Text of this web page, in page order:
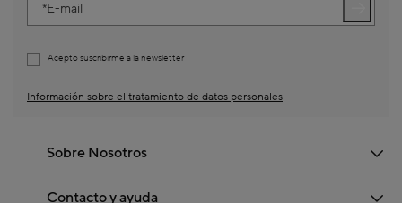
E-mail
Acepto suscribirme a la newsletter
Información sobre el tratamiento de datos personales
Sobre Nosotros
Contacto y ayuda